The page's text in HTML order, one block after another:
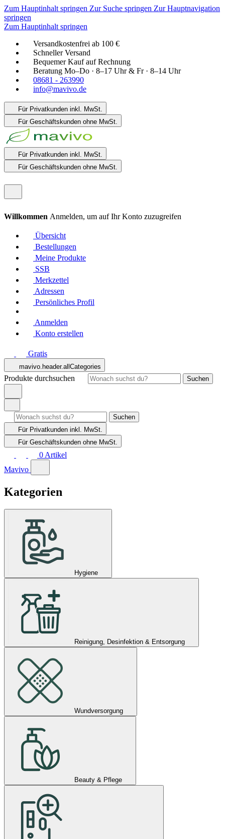
Zum Hauptinhalt springen Zur Suche springen Zur Hauptnavigation
springen
Zum Hauptinhalt springen
Versandkostenfrei ab 100 €
Schneller Versand
Bequemer Kauf auf Rechnung
Beratung Mo–Do · 8–17 Uhr & Fr · 8–14 Uhr
08681 - 263990
info@mavivo.de
Für Privatkunden inkl. MwSt.
Für Geschäftskunden ohne MwSt.
Für Privatkunden inkl. MwSt.
Für Geschäftskunden ohne MwSt.
Willkommen Anmelden, um auf Ihr Konto zuzugreifen
Übersicht
Bestellungen
Meine Produkte
SSB
Merkzettel
Adressen
Persönliches Profil
Anmelden
Konto erstellen
Gratis
mavivo.header.allCategories
Produkte durchsuchen Suchen
Suchen
Für Privatkunden inkl. MwSt.
Für Geschäftskunden ohne MwSt.
0 Artikel
Mavivo
Kategorien
Hygiene
Reinigung, Desinfektion & Entsorgung
Wundversorgung
Beauty & Pflege